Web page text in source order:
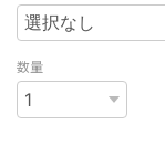
数量